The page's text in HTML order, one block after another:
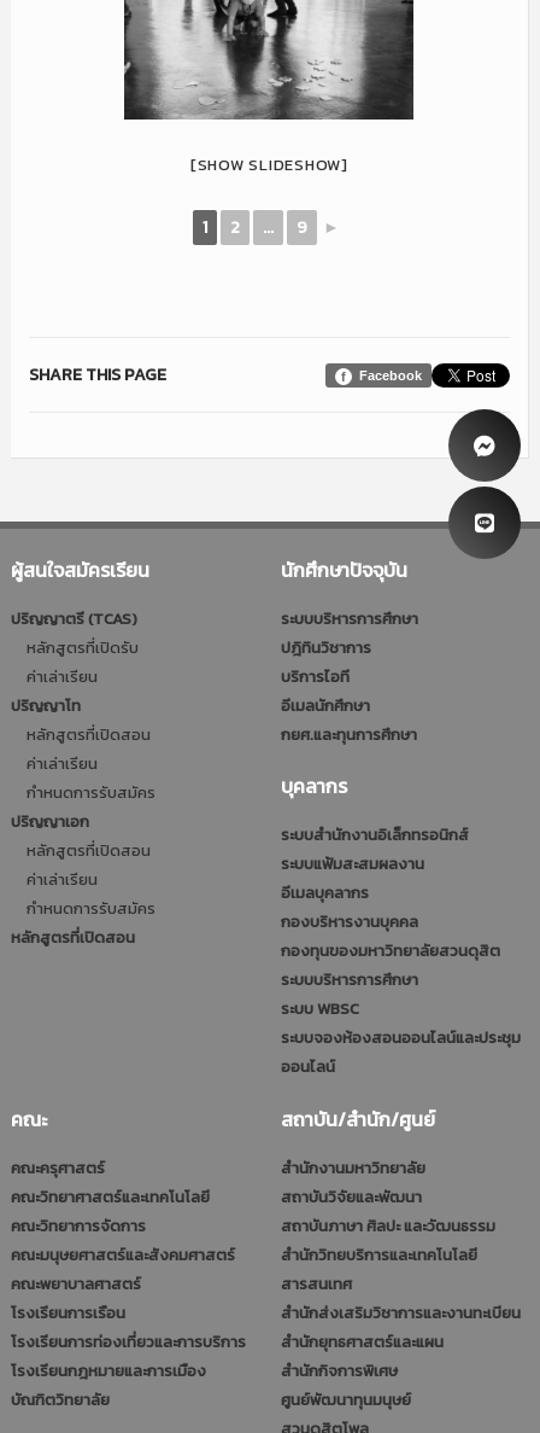
[SHOW SLIDESHOW]
1 2 ... 9 ►
Facebook
SHARE THIS PAGE
ผู้สนใจสมัครเรียน
ปริญญาตรี (TCAS)
หลักสูตรที่เปิดรับ
ค่าเล่าเรียน
ปริญญาโท
หลักสูตรที่เปิดสอน
ค่าเล่าเรียน
กำหนดการรับสมัคร
ปริญญาเอก
หลักสูตรที่เปิดสอน
ค่าเล่าเรียน
กำหนดการรับสมัคร
หลักสูตรที่เปิดสอน
นักศึกษาปัจจุบัน
ระบบบริหารการศึกษา
ปฎิทินวิชาการ
บริการไอที
อีเมลนักศึกษา
กยศ.และทุนการศึกษา
บุคลากร
ระบบสำนักงานอิเล็กทรอนิกส์
ระบบแฟ้มสะสมผลงาน
อีเมลบุคลากร
กองบริหารงานบุคคล
กองทุนของมหาวิทยาลัยสวนดุสิต
ระบบบริหารการศึกษา
ระบบ WBSC
ระบบจองห้องสอนออนไลน์และประชุม
ออนไลน์
คณะ
คณะครุศาสตร์
คณะวิทยาศาสตร์และเทคโนโลยี
คณะวิทยาการจัดการ
คณะมนุษยศาสตร์และสังคมศาสตร์
คณะพยาบาลศาสตร์
โรงเรียนการเรือน
โรงเรียนการท่องเที่ยวและการบริการ
โรงเรียนกฎหมายและการเมือง
บัณฑิตวิทยาลัย
สถาบัน/สำนัก/ศูนย์
สำนักงานมหาวิทยาลัย
สถาบันวิจัยและพัฒนา
สถาบันภาษา ศิลปะ และวัฒนธรรม
สำนักวิทยบริการและเทคโนโลยี
สารสนเทศ
สำนักส่งเสริมวิชาการและงานทะเบียน
สำนักยุทธศาสตร์และแผน
สำนักกิจการพิเศษ
ศูนย์พัฒนาทุนมนุษย์